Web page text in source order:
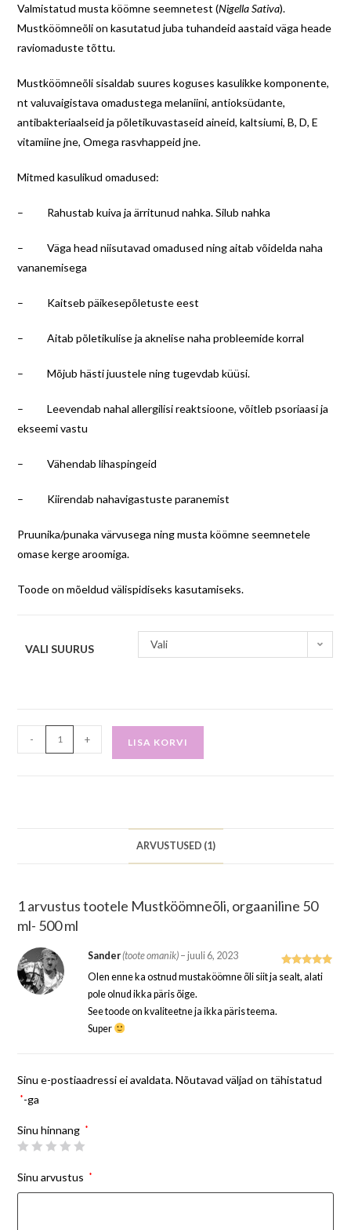
Valmistatud musta köömne seemnetest (Nigella Sativa).
Mustköömneõli on kasutatud juba tuhandeid aastaid väga heade
raviomaduste tõttu.
Mustköömneõli sisaldab suures koguses kasulikke komponente,
nt valuvaigistava omadustega melaniini, antioksüdante,
antibakteriaalseid ja põletikuvastaseid aineid, kaltsiumi, B, D, E
vitamiine jne, Omega rasvhappeid jne.
Mitmed kasulikud omadused:
– Rahustab kuiva ja ärritunud nahka. Silub nahka
– Väga head niisutavad omadused ning aitab võidelda naha
vananemisega
– Kaitseb päikesepõletuste eest
– Aitab põletikulise ja aknelise naha probleemide korral
– Mõjub hästi juustele ning tugevdab küüsi.
– Leevendab nahal allergilisi reaktsioone, võitleb psoriaasi ja
ekseemi vastu
– Vähendab lihaspingeid
– Kiirendab nahavigastuste paranemist
Pruunika/punaka värvusega ning musta köömne seemnetele
omase kerge aroomiga.
Toode on mõeldud välispidiseks kasutamiseks.
VALI SUURUS Vali
- + LISA KORVI
ARVUSTUSED (1)
1 arvustus tootele Mustköömneõli, orgaaniline 50
ml- 500 ml
Hinnangug
Sander(toote omanik) – juuli 6, 2023
Olen enne ka ostnud mustaköömne õli siit ja sealt, alati
pole olnud ikka päris õige.
See toode on kvaliteetne ja ikka päris teema.
Super
Sinu e-postiaadressi ei avaldata. Nõutavad väljad on tähistatud
*-ga
Sinu hinnang *
Sinu arvustus *